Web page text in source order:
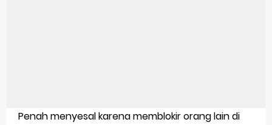
Simpan Profil Ig Dengan Mudah
Penah menyesal karena memblokir orang lain di